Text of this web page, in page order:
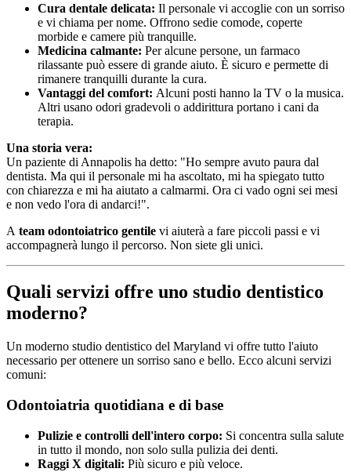
Cura dentale delicata: Il personale vi accoglie con un sorriso
e vi chiama per nome. Offrono sedie comode, coperte
morbide e camere più tranquille.
Medicina calmante: Per alcune persone, un farmaco
rilassante può essere di grande aiuto. È sicuro e permette di
rimanere tranquilli durante la cura.
Vantaggi del comfort: Alcuni posti hanno la TV o la musica.
Altri usano odori gradevoli o addirittura portano i cani da
terapia.
Una storia vera:
Un paziente di Annapolis ha detto: "Ho sempre avuto paura dal
dentista. Ma qui il personale mi ha ascoltato, mi ha spiegato tutto
con chiarezza e mi ha aiutato a calmarmi. Ora ci vado ogni sei mesi
e non vedo l'ora di andarci!".
A team odontoiatrico gentile vi aiuterà a fare piccoli passi e vi
accompagnerà lungo il percorso. Non siete gli unici.
Quali servizi offre uno studio dentistico
moderno?
Un moderno studio dentistico del Maryland vi offre tutto l'aiuto
necessario per ottenere un sorriso sano e bello. Ecco alcuni servizi
comuni:
Odontoiatria quotidiana e di base
Pulizie e controlli dell'intero corpo: Si concentra sulla salute
in tutto il mondo, non solo sulla pulizia dei denti.
Raggi X digitali: Più sicuro e più veloce.